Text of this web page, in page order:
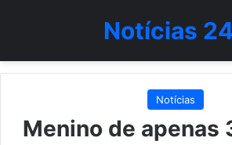
Notícias
Notícias
Menino de apenas